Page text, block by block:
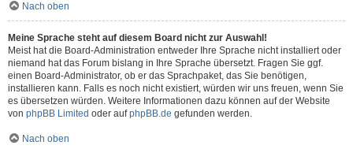
Nach oben
Meine Sprache steht auf diesem Board nicht zur Auswahl!
Meist hat die Board-Administration entweder Ihre Sprache nicht installiert oder
niemand hat das Forum bislang in Ihre Sprache übersetzt. Fragen Sie ggf.
einen Board-Administrator, ob er das Sprachpaket, das Sie benötigen,
installieren kann. Falls es noch nicht existiert, würden wir uns freuen, wenn Sie
es übersetzen würden. Weitere Informationen dazu können auf der Website
von phpBB Limited oder aufphpBB.de gefunden werden.
Nach oben